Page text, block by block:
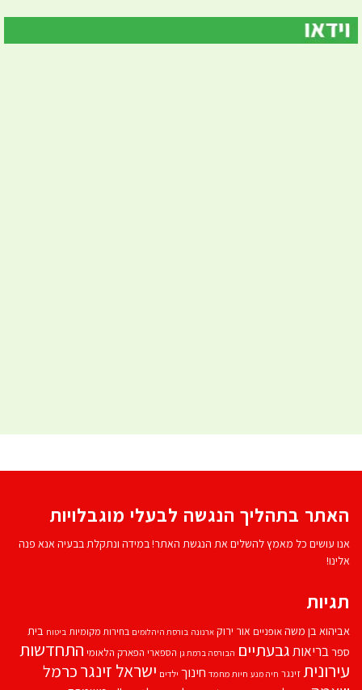
האתר בתהליך הנגשה לבעלי מוגבלויות
אנו עושים כל מאמץ להשלים את הנגשת האתר! במידה ונתקלת בבעיה אנא פנה
אלינו!
תגיות
אביהוא בן משהאופניים אור ירוק ארנונה בורסת היהלומים בחירות מקומיות ביטוח בית
ספרבריאותגבעתיים הבורסה ברמת גן הספארי הפארק הלאומי התחדשות
עירוניתזינגר חיה מנע חיות מחמד חינוך ילדים ישראל זינגרכרמל